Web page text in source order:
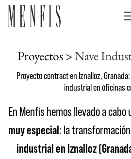
Proyectos >Nave
Proyecto contract en Iznalloz,
industrial en oficinas
En Menfis hemos llevado a cabo
muy especial: la
industrial en Iznalloz